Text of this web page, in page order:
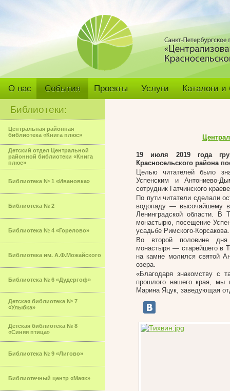
О нас События Проекты Услуги Каталоги
Библиотеки:
Центральная районная
библиотека «Книга плюс»
Детский отдел Центральной
районной библиотеки «Книга
плюс»
Библиотека № 1 «Ивановка»
Библиотека № 2
Библиотека № 4 «Горелово»
Библиотека им. А.Ф.Можайского
Библиотека № 6 «Дудергоф»
Детская библиотека № 7
«Улыбка»
Детская библиотека № 8
«Синяя птица»
Библиотека № 9 «Лигово»
Библиотечный центр «Маяк»
19 июля 2019 года
Красносельского района
Целью читателей было
Успенским и Антониево-
сотрудник Гатчинского
По пути читатели сделали
водопаду — высочайшему в
Ленинградской области. В
монастырю, посещение
усадьбе Римского-Корсакова.
Во второй половине дня
монастыря — старейшего в
на камне молился святой
озера.
«Благодаря знакомству с
прошлого нашего края, мы
Марина Яцук, заведующая